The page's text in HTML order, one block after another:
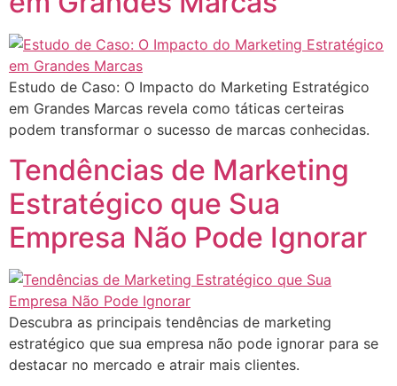
Estudo de Caso: O Impacto do Marketing Estratégico
em Grandes Marcas revela como táticas certeiras
podem transformar o sucesso de marcas conhecidas.
Tendências de Marketing
Estratégico que Sua
Empresa Não Pode Ignorar
Descubra as principais tendências de marketing
estratégico que sua empresa não pode ignorar para se
destacar no mercado e atrair mais clientes.